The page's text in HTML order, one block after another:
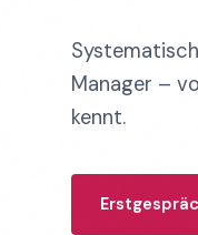
Manager –
kennt.